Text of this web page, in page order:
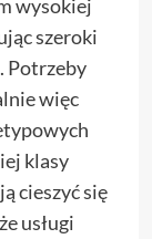
wysokiej
szeroki
Potrzeby
więc
klasy
cieszyć się
usługi